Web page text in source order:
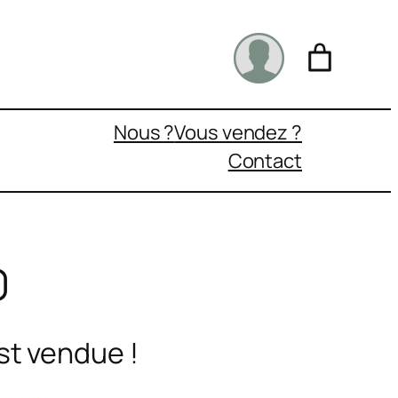
Nous ?Vous vendez ?
Contact
vendue !